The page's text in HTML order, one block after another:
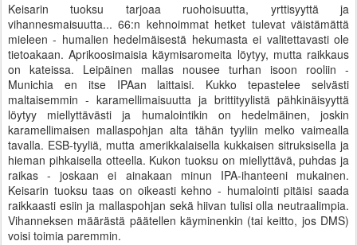
Keisarin tuoksu tarjoaa ruohoisuutta, yrttisyyttä ja
vihannesmaisuutta... 66:n kehnoimmat hetket tulevat väistämättä
mieleen - humalien hedelmäisestä hekumasta ei valitettavasti ole
tietoakaan. Aprikoosimaisia käymisaromeita löytyy, mutta raikkaus
on kateissa. Leipäinen mallas nousee turhan isoon rooliin -
Munichia en itse IPAan laittaisi. Kukko tepastelee selvästi
maltaisemmin - karamellimaisuutta ja brittityylistä pähkinäisyyttä
löytyy miellyttävästi ja humalointikin on hedelmäinen, joskin
karamellimaisen mallaspohjan alta tähän tyyliin melko vaimealla
tavalla. ESB-tyyliä, mutta amerikkalaisella kukkaisen sitruksisella ja
hieman pihkaisella otteella. Kukon tuoksu on miellyttävä, puhdas ja
raikas - joskaan ei ainakaan minun IPA-ihanteeni mukainen.
Keisarin tuoksu taas on oikeasti kehno - humalointi pitäisi saada
raikkaasti esiin ja mallaspohjan sekä hiivan tulisi olla neutraalimpia.
Vihanneksen määrästä päätellen käyminenkin (tai keitto, jos DMS)
voisi toimia paremmin.